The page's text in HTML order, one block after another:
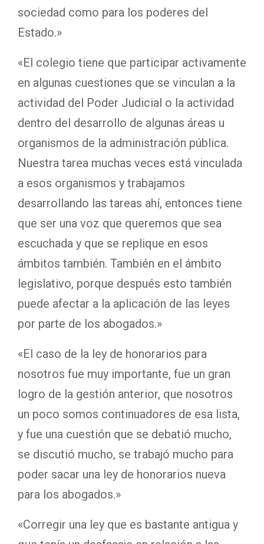
sociedad como para los poderes del
Estado.»
«El colegio tiene que participar activamente
en algunas cuestiones que se vinculan a la
actividad del Poder Judicial o la actividad
dentro del desarrollo de algunas áreas u
organismos de la administración pública.
Nuestra tarea muchas veces está vinculada
a esos organismos y trabajamos
desarrollando las tareas ahí, entonces tiene
que ser una voz que queremos que sea
escuchada y que se replique en esos
ámbitos también. También en el ámbito
legislativo, porque después esto también
puede afectar a la aplicación de las leyes
por parte de los abogados.»
«El caso de la ley de honorarios para
nosotros fue muy importante, fue un gran
logro de la gestión anterior, que nosotros
un poco somos continuadores de esa lista,
y fue una cuestión que se debatió mucho,
se discutió mucho, se trabajó mucho para
poder sacar una ley de honorarios nueva
para los abogados.»
«Corregir una ley que es bastante antigua y